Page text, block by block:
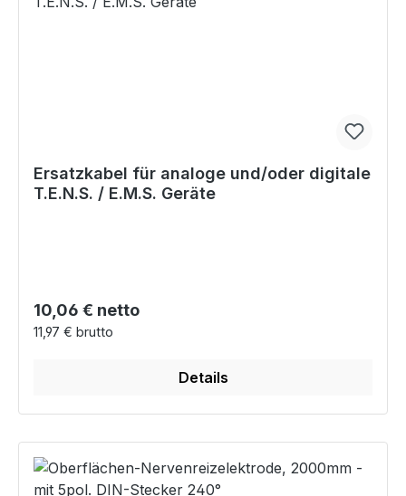
Ersatzkabel für analoge und/oder digitale
T.E.N.S. / E.M.S. Geräte
Regulärer Preis:
10,06 € netto
11,97 € brutto
Details